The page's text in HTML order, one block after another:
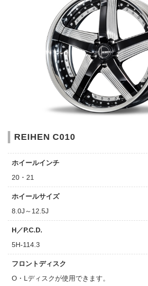
REIHEN C010
ホイールインチ
20・21
ホイールサイズ
8.0J～12.5J
H／P.C.D.
5H-114.3
フロントディスク
O・Lディスクが使用できます。